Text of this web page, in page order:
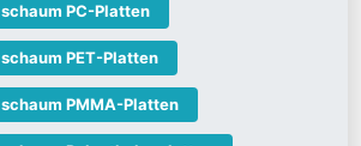
schaum PC-Platten
schaum PET-Platten
schaum PMMA-Platten